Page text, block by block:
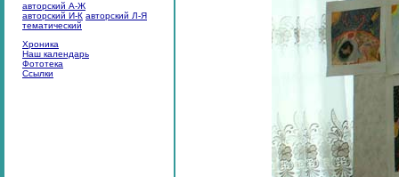
авторский А-Ж
авторский И-К авторский Л-Я
тематический
Хроника
Наш календарь
Фототека
Ссылки